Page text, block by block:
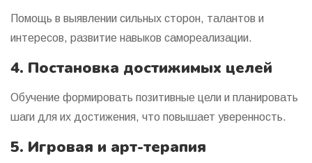
Помощь в выявлении сильных сторон, талантов и
интересов, развитие навыков самореализации.
4. Постановка достижимых целей
Обучение формировать позитивные цели и планировать
шаги для их достижения, что повышает уверенность.
5. Игровая и арт-терапия